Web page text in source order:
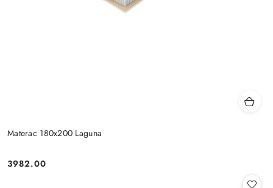
Materac 180x200 Laguna
Cena:
3982.00